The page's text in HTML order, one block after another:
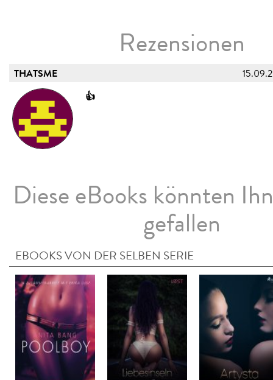
Rezensionen
THATSME
👍
Diese eBooks könnten
gefallen
EBOOKS VON DER SELBEN SERIE